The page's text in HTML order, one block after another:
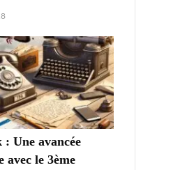
Une avancée
avec le 3ème